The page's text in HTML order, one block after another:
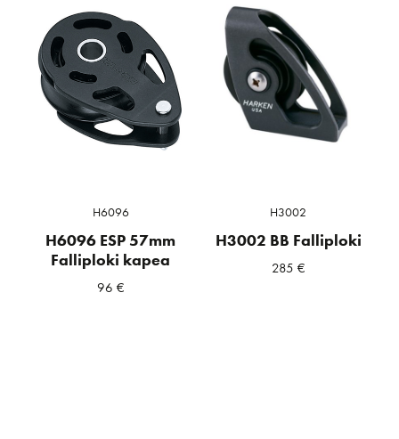
H6096
H6096 ESP 57mm
Falliploki kapea
96 €
H3002
H3002 BB Falliploki
285 €